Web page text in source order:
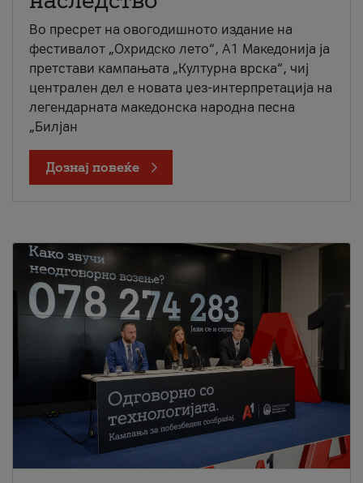
Во пресрет на овогодишното издание на
фестивалот „Охридско лето“, А1 Македонија ја
претстави кампањата „Културна врска“, чиј
централен дел е новата џез-интерпретација на
легендарната македонска народна песна
„Билјан
Дознај повеќе